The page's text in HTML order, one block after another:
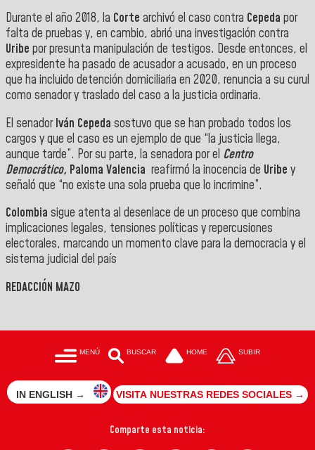
Durante el año 2018, la Corte archivó el caso contra Cepeda por
falta de pruebas y, en cambio, abrió una investigación contra
Uribe por presunta manipulación de testigos. Desde entonces, el
expresidente ha pasado de acusador a acusado, en un proceso
que ha incluido detención domiciliaria en 2020, renuncia a su curul
como senador y traslado del caso a la justicia ordinaria.
El senadorIván Cepeda sostuvo que se han probado todos los
cargos y que el caso es un ejemplo de que “la justicia llega,
aunque tarde”. Por su parte, la senadora por el Centro
Democrático, Paloma Valencia reafirmó la inocencia de Uribe y
señaló que “no existe una sola prueba que lo incrimine”.
Colombia sigue atenta al desenlace de un proceso que combina
implicaciones legales, tensiones políticas y repercusiones
electorales, marcando un momento clave para la democracia y el
sistema judicial del país
REDACCIÓN MAZO
MENÚ BUSCAR HOME SUBIR
IN ENGLISH → VISITA NUESTRAS REDES SOCIALES →
Comparte esta noticia: